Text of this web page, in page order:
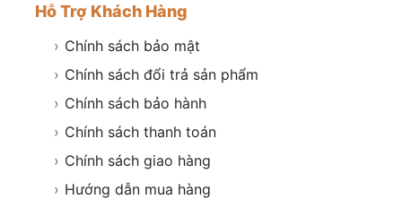
Hỗ Trợ Khách Hàng
› Chính sách bảo mật
› Chính sách đổi trả sản phẩm
› Chính sách bảo hành
› Chính sách thanh toán
› Chính sách giao hàng
› Hướng dẫn mua hàng